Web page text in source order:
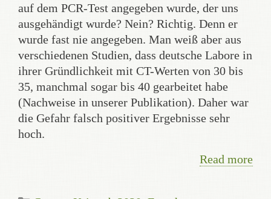
auf dem PCR-Test angegeben wurde, der uns
ausgehändigt wurde? Nein? Richtig. Denn er
wurde fast nie angegeben. Man weiß aber aus
verschiedenen Studien, dass deutsche Labore in
ihrer Gründlichkeit mit CT-Werten von 30 bis
35, manchmal sogar bis 40 gearbeitet habe
(Nachweise in unserer Publikation). Daher war
die Gefahr falsch positiver Ergebnisse sehr
hoch.
Read more